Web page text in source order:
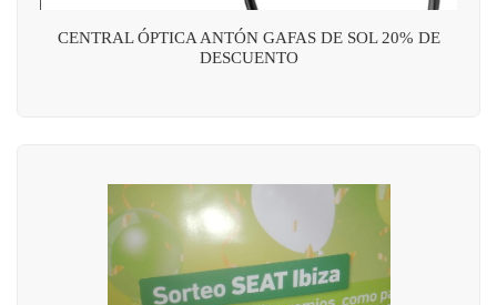
CENTRAL ÓPTICA ANTÓN GAFAS DE SOL 20% DE
DESCUENTO